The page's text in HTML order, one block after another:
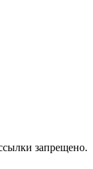
запрещено.